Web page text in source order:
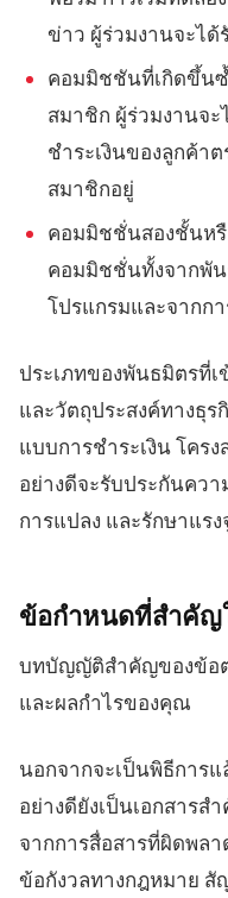
ข่าว ผู้ร่วมงานจะไ
คอมมิชชันที่เกิดขึ้น
สมาชิก ผู้ร่วมงานจะ
ชำระเงินของลูกค้า
สมาชิกอยู่
คอมมิชชั่นสองชั้นหรื
คอมมิชชั่นทั้งจากพั
โปรแกรมและจากก
ประเภทของพันธมิตรที่
และวัตถุประสงค์ทางธุ
แบบการชำระเงิน โคร
อย่างดีจะรับประกันคว
การแปลง และรักษาแร
ข้อกำหนดที่สำคัญ
บทบัญญัติสำคัญของข้อ
และผลกำไรของคุณ
นอกจากจะเป็นพิธีการ
อย่างดียังเป็นเอกสาร
จากการสื่อสารที่ผิดพล
ข้อกังวลทางกฎหมาย สั